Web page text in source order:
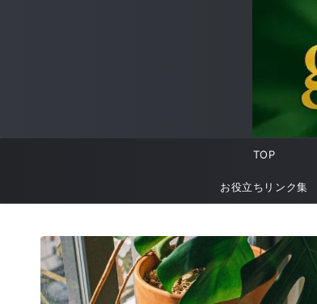
TOP
お役立ちリンク集